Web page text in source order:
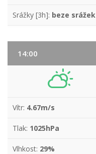
Srážky [3h]: beze srážek
14:00
Vítr: 4.67m/s
Tlak: 1025hPa
Vlhkost: 29%